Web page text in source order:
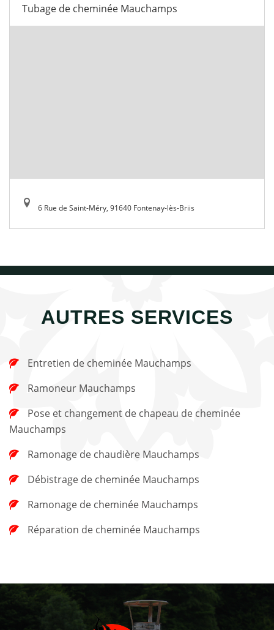
Tubage de cheminée Mauchamps
6 Rue de Saint-Méry, 91640 Fontenay-lès-Briis
AUTRES SERVICES
Entretien de cheminée Mauchamps
Ramoneur Mauchamps
Mauchamps
Ramonage de chaudière Mauchamps
Débistrage de cheminée Mauchamps
Ramonage de cheminée Mauchamps
Réparation de cheminée Mauchamps